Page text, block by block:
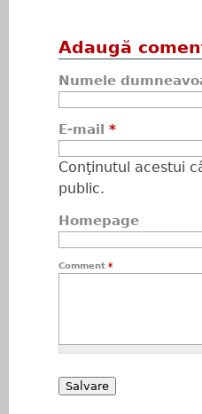
Adaugă
Numele
E-mail *
Conţinutul acestui
public.
Homepage
Comment *